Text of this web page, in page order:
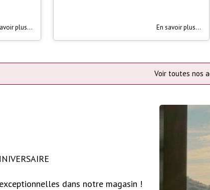
plus... En savoir plus...
Voir toutes nos
dans notre magasin !